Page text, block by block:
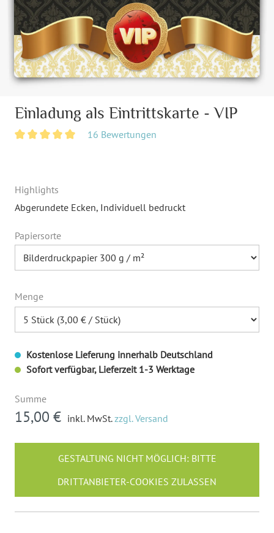
Einladung als Eintrittskarte - VIP
16 Bewertungen
Highlights
Abgerundete Ecken, Individuell bedruckt
Papiersorte
Menge
Kostenlose Lieferung innerhalb Deutschland
Sofort verfügbar, Lieferzeit 1-3 Werktage
Summe
15,00 € inkl. MwSt.zzgl. Versand
GESTALTUNG NICHT MÖGLICH: BITTE
DRITTANBIETER-COOKIES ZULASSEN